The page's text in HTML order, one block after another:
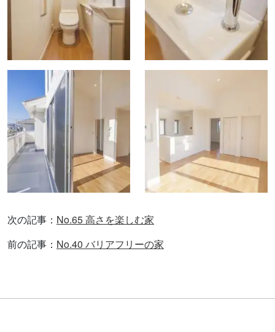
次の記事： No.65 高さを楽しむ家
前の記事： No.40 バリアフリーの家